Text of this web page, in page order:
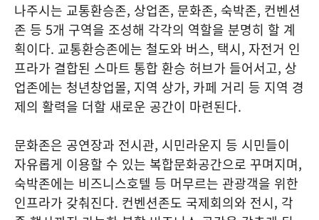
나주시는 교통환승존, 상업존, 문화존, 숙박존, 컨벤션
존 등 5개 구역을 조성해 각각의 역할을 분명히 할 계
획이다. 교통환승존에는 철도와 버스, 택시, 자전거 인
프라가 결합된 스마트 통합 환승 허브가 들어서고, 상
업존에는 청년창업몰, 지역 상가, 카페 거리 등 지역 경
제의 활력을 더할 새로운 공간이 마련된다.
문화존은 공연장과 전시관, 시민라운지 등 시민들이
자유롭게 이용할 수 있는 복합문화공간으로 꾸며지며,
숙박존에는 비즈니스호텔 등 머무르는 관광객을 위한
인프라가 갖춰진다. 컨벤션존도 국제회의와 전시, 각